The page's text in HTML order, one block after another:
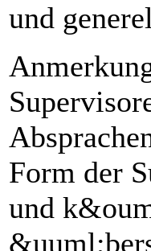
und
Form der
und